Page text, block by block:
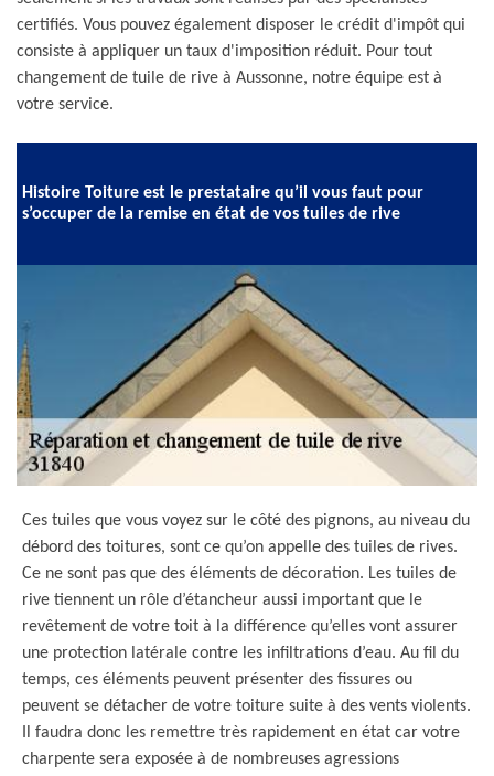
certifiés. Vous pouvez également disposer le crédit d'impôt qui
consiste à appliquer un taux d'imposition réduit. Pour tout
changement de tuile de rive à Aussonne, notre équipe est à
votre service.
Histoire Toiture est le prestataire qu’il vous faut pour
s’occuper de la remise en état de vos tuiles de rive
Ces tuiles que vous voyez sur le côté des pignons, au niveau du
débord des toitures, sont ce qu’on appelle des tuiles de rives.
Ce ne sont pas que des éléments de décoration. Les tuiles de
rive tiennent un rôle d’étancheur aussi important que le
revêtement de votre toit à la différence qu’elles vont assurer
une protection latérale contre les infiltrations d’eau. Au fil du
temps, ces éléments peuvent présenter des fissures ou
peuvent se détacher de votre toiture suite à des vents violents.
Il faudra donc les remettre très rapidement en état car votre
charpente sera exposée à de nombreuses agressions